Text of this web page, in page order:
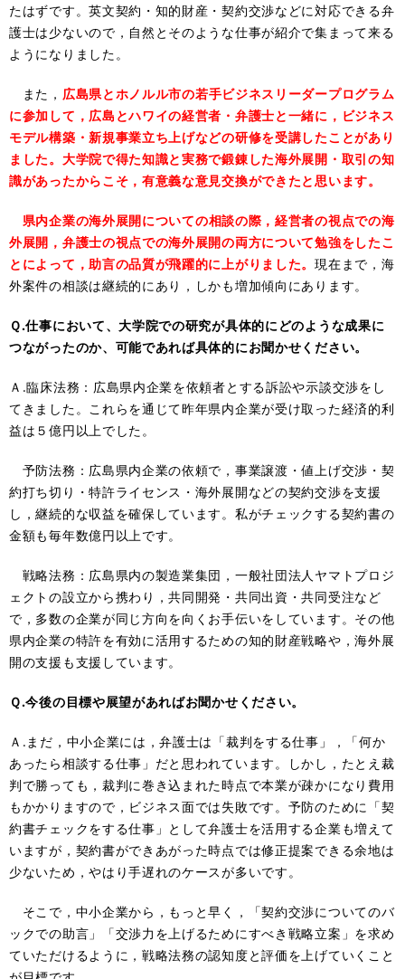
たはずです。英文契約・知的財産・契約交渉などに対応できる弁
護士は少ないので，自然とそのような仕事が紹介で集まって来る
ようになりました。
また， 広島県とホノルル市の若手ビジネスリーダープログラム
に参加して，広島とハワイの経営者・弁護士と一緒に，ビジネス
モデル構築・新規事業立ち上げなどの研修を受講したことがあり
ました。大学院で得た知識と実務で鍛錬した海外展開・取引の知
識があったからこそ，有意義な意見交換ができたと思います。
県内企業の海外展開についての相談の際，経営者の視点での海
外展開，弁護士の視点での海外展開の両方について勉強をしたこ
とによって，助言の品質が飛躍的に上がりました。現在まで，海
外案件の相談は継続的にあり，しかも増加傾向にあります。
Ｑ.仕事において、大学院での研究が具体的にどのような成果に
つながったのか、可能であれば具体的にお聞かせください。
Ａ.臨床法務：広島県内企業を依頼者とする訴訟や示談交渉をし
てきました。これらを通じて昨年県内企業が受け取った経済的利
益は５億円以上でした。
予防法務：広島県内企業の依頼で，事業譲渡・値上げ交渉・契
約打ち切り・特許ライセンス・海外展開などの契約交渉を支援
し，継続的な収益を確保しています。私がチェックする契約書の
金額も毎年数億円以上です。
戦略法務：広島県内の製造業集団，一般社団法人ヤマトプロジ
ェクトの設立から携わり，共同開発・共同出資・共同受注など
で，多数の企業が同じ方向を向くお手伝いをしています。その他
県内企業の特許を有効に活用するための知的財産戦略や，海外展
開の支援も支援しています。
Ｑ.今後の目標や展望があればお聞かせください。
Ａ.まだ，中小企業には，弁護士は「裁判をする仕事」，「何か
あったら相談する仕事」だと思われています。しかし，たとえ裁
判で勝っても，裁判に巻き込まれた時点で本業が疎かになり費用
もかかりますので，ビジネス面では失敗です。予防のために「契
約書チェックをする仕事」として弁護士を活用する企業も増えて
いますが，契約書ができあがった時点では修正提案できる余地は
少ないため，やはり手遅れのケースが多いです。
そこで，中小企業から，もっと早く，「契約交渉についてのバ
ックでの助言」「交渉力を上げるためにすべき戦略立案」を求め
ていただけるように，戦略法務の認知度と評価を上げていくこと